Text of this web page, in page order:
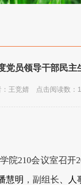
党员领导干部民主
王竞婧 点击阅读数：
院210会议室召
慧明 ，副组长、人